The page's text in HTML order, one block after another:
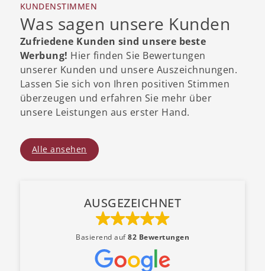
KUNDENSTIMMEN
Was sagen unsere Kunden
Zufriedene Kunden sind unsere beste
Werbung! Hier finden Sie Bewertungen
unserer Kunden und unsere Auszeichnungen.
Lassen Sie sich von Ihren positiven Stimmen
überzeugen und erfahren Sie mehr über
unsere Leistungen aus erster Hand.
Alle ansehen
AUSGEZEICHNET
Basierend auf82 Bewertungen